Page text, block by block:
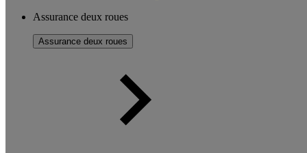
Assurance deux roues
Assurance deux roues